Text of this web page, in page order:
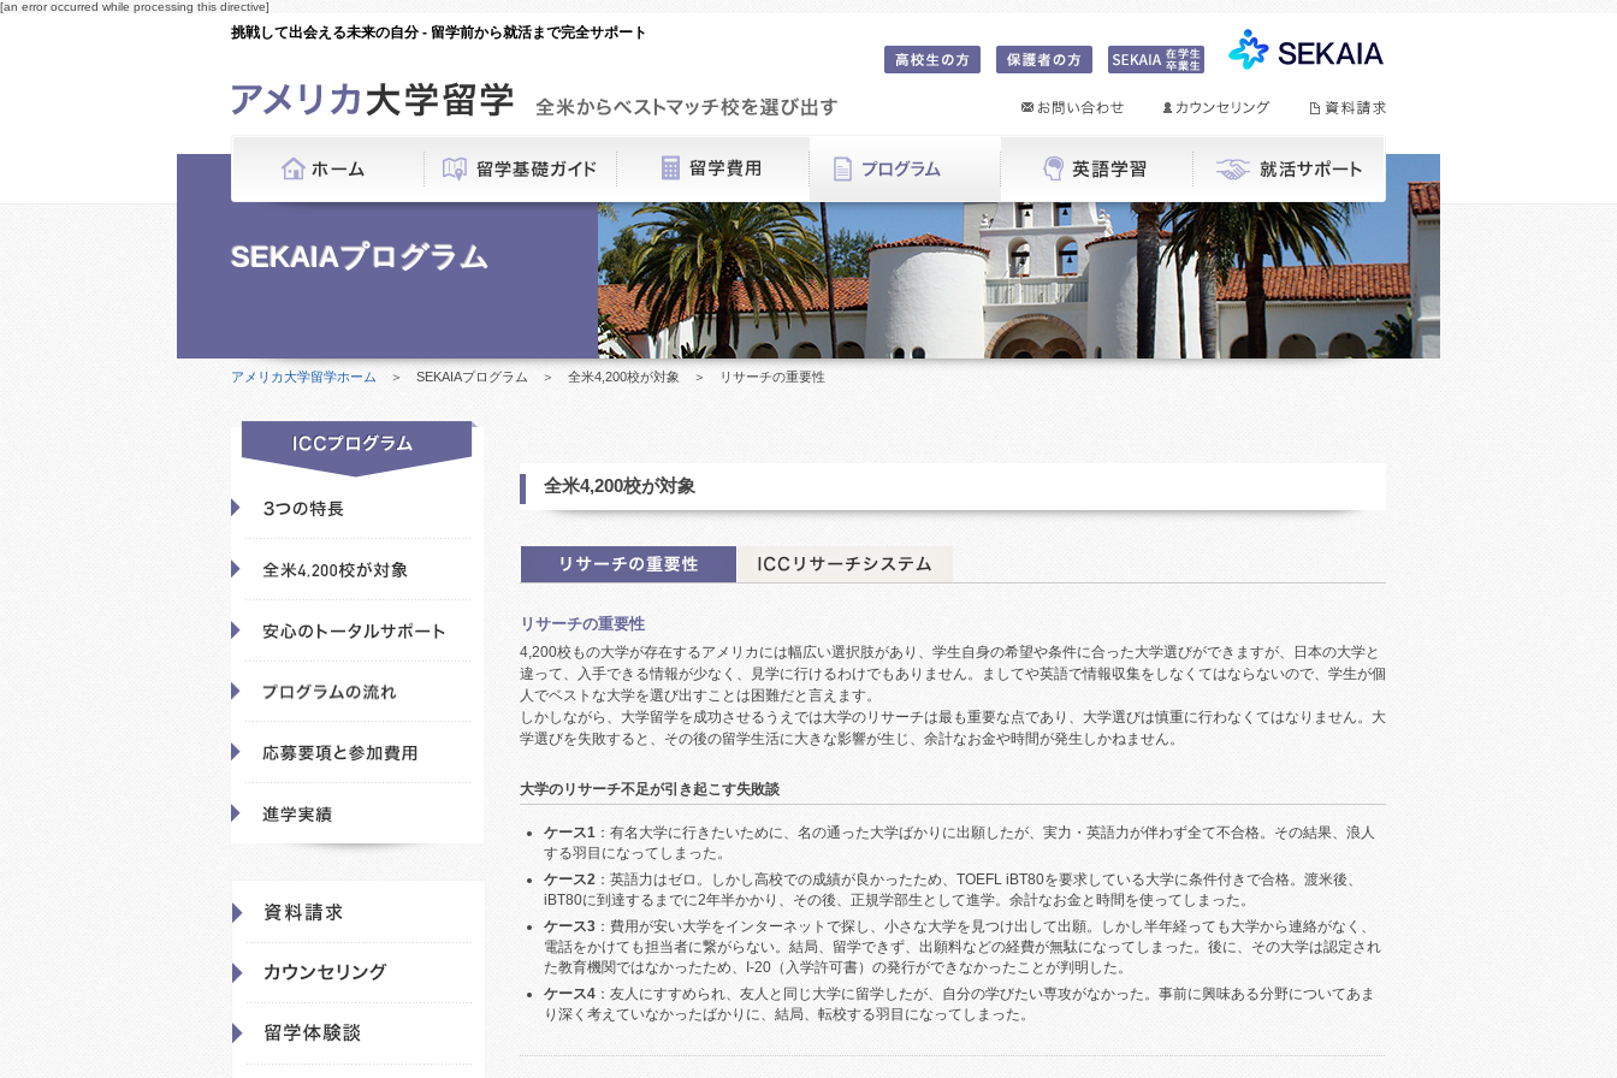
[an error occurred while processing this directive]
挑戦して出会える未来の自分 - 留学前から就活まで完全サポート
SEKAIAプログラム
アメリカ大学留学ホーム ＞ SEKAIAプログラム ＞ 全米4,200校が対象 ＞ リサーチの重要性
全米4,200校が対象
リサーチの重要性
4,200校もの大学が存在するアメリカには幅広い選択肢があり、学生自身の希望や条件に合った大学選びができますが、日本の大学と
違って、入手できる情報が少なく、見学に行けるわけでもありません。ましてや英語で情報収集をしなくてはならないので、学生が個
人でベストな大学を選び出すことは困難だと言えます。
しかしながら、大学留学を成功させるうえでは大学のリサーチは最も重要な点であり、大学選びは慎重に行わなくてはなりません。大
学選びを失敗すると、その後の留学生活に大きな影響が生じ、余計なお金や時間が発生しかねません。
大学のリサーチ不足が引き起こす失敗談
ケース1 ：有名大学に行きたいために、名の通った大学ばかりに出願したが、実力・英語力が伴わず全て不合格。その結果、浪人
する羽目になってしまった。
ケース2 ：英語力はゼロ。しかし高校での成績が良かったため、TOEFL iBT80を要求している大学に条件付きで合格。渡米後、
iBT80に到達するまでに2年半かかり、その後、正規学部生として進学。余計なお金と時間を使ってしまった。
ケース3 ：費用が安い大学をインターネットで探し、小さな大学を見つけ出して出願。しかし半年経っても大学から連絡がなく、
電話をかけても担当者に繋がらない。結局、留学できず、出願料などの経費が無駄になってしまった。後に、その大学は認定され
た教育機関ではなかったため、I-20（入学許可書）の発行ができなかったことが判明した。
ケース4 ：友人にすすめられ、友人と同じ大学に留学したが、自分の学びたい専攻がなかった。事前に興味ある分野についてあま
り深く考えていなかったばかりに、結局、転校する羽目になってしまった。